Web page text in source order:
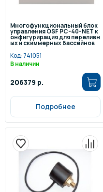
Многофункциональный блок
управления OSF PC-40-NET к
онфигурирация для переливн
ых и скиммерных бассейнов
Код: 741051
В наличии
206379 р.
Подробнее